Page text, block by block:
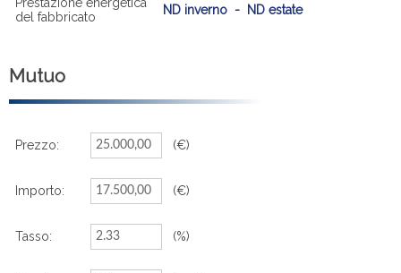
del fabbricato
ND inverno - ND estate
Mutuo
Prezzo: (€)
Importo: (€)
Tasso: (%)